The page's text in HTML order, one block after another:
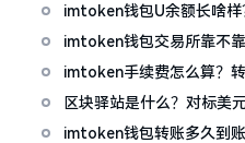
imtoken钱包U余额长啥样
imtoken钱包交易所靠不
imtoken手续费怎么算？
区块驿站是什么？对标美
imtoken钱包转账多久到